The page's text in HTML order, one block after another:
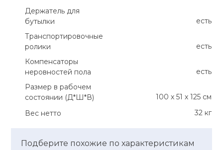
Держатель для
бутылки
есть
Транспортировочные
ролики
есть
Компенсаторы
неровностей пола
есть
Размер в рабочем
состоянии (Д*Ш*В)
100 х 51 х 125 см
Вес нетто
32 кг
Подберите похожие по характеристикам